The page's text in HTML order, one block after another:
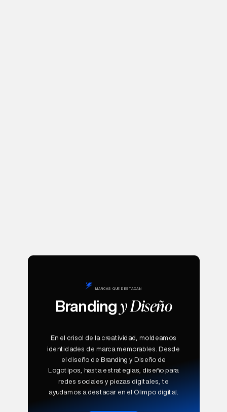
MARCAS QUE DESTACAN
Brandingy Diseño
En el crisol de la creatividad, moldeamos
identidades de marca memorables. Desde
el diseño de Branding y Diseño de
Logotipos, hasta estrategias, diseño para
redes sociales y piezas digitales, te
ayudamos a destacar en el Olimpo digital.